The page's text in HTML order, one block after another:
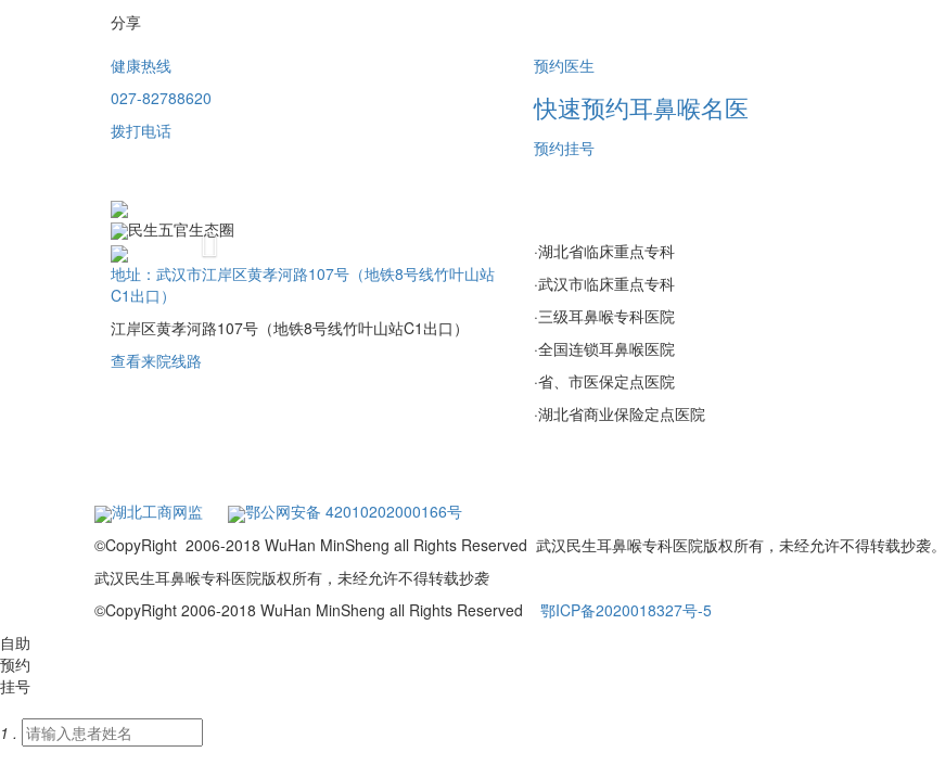
分享
健康热线
027-82788620
拨打电话
预约医生
快速预约耳鼻喉名医
预约挂号
民生五官生态圈
Previous
地址：武汉市江岸区黄孝河路107号（地铁8号线竹叶山站
C1出口）
江岸区黄孝河路107号（地铁8号线竹叶山站C1出口）
查看来院线路
·湖北省临床重点专科
·武汉市临床重点专科
·三级耳鼻喉专科医院
·全国连锁耳鼻喉医院
·省、市医保定点医院
·湖北省商业保险定点医院
湖北工商网监
鄂公网安备 42010202000166号
©CopyRight 2006-2018 WuHan MinSheng all Rights Reserved 武汉民生耳鼻喉专科医院版权所有，未经允许不得转载抄袭。
武汉民生耳鼻喉专科医院版权所有，未经允许不得转载抄袭
©CopyRight 2006-2018 WuHan MinSheng all Rights Reserved 鄂ICP备2020018327号-5
自助
预约
挂号
1 .